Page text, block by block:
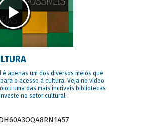
é apenas um dos diversos meios que
o acesso à cultura. Veja no vídeo
uma das mais incríveis bibliotecas
no setor cultural.